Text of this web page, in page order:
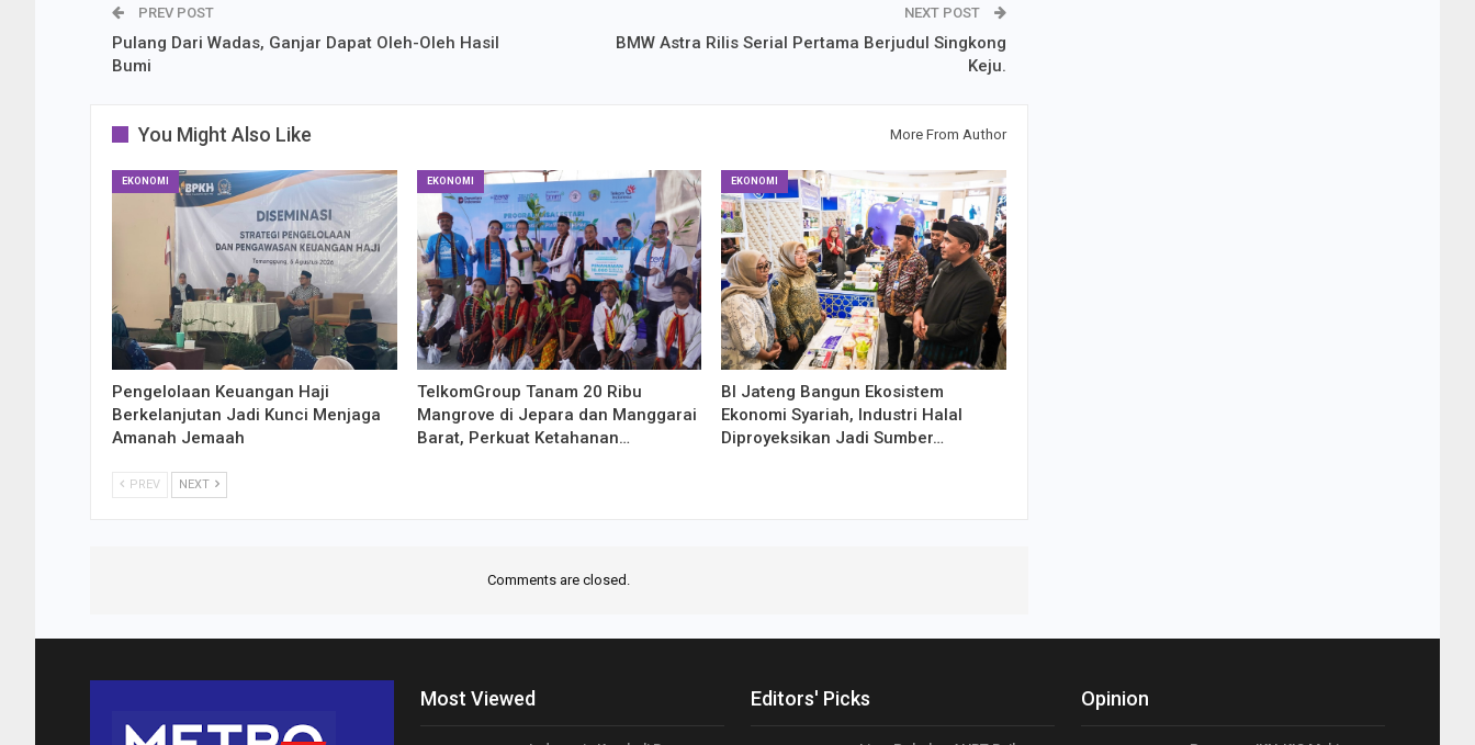
PREV POST
Pulang Dari Wadas, Ganjar Dapat Oleh-Oleh Hasil
Bumi
NEXT POST
BMW Astra Rilis Serial Pertama Berjudul Singkong
Keju.
You Might Also Like More From Author
EKONOMI
Pengelolaan Keuangan Haji
Berkelanjutan Jadi Kunci Menjaga
Amanah Jemaah
EKONOMI
TelkomGroup Tanam 20 Ribu
Mangrove di Jepara dan Manggarai
Barat, Perkuat Ketahanan…
EKONOMI
BI Jateng Bangun Ekosistem
Ekonomi Syariah, Industri Halal
Diproyeksikan Jadi Sumber…
PREV NEXT
Comments are closed.
Most Viewed Editors' Picks Opinion